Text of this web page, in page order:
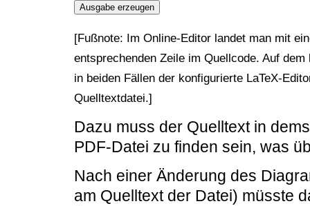
Ausgabe erzeugen
[Fußnote: Im Online-Editor landet man mit
entsprechenden Zeile im Quellcode. Auf
in beiden Fällen der konfigurierte LaTeX-
Quelltextdatei.]
Dazu muss der Quelltext in
PDF-Datei zu finden sein, was
Nach einer Änderung des
am Quelltext der Datei) müsste